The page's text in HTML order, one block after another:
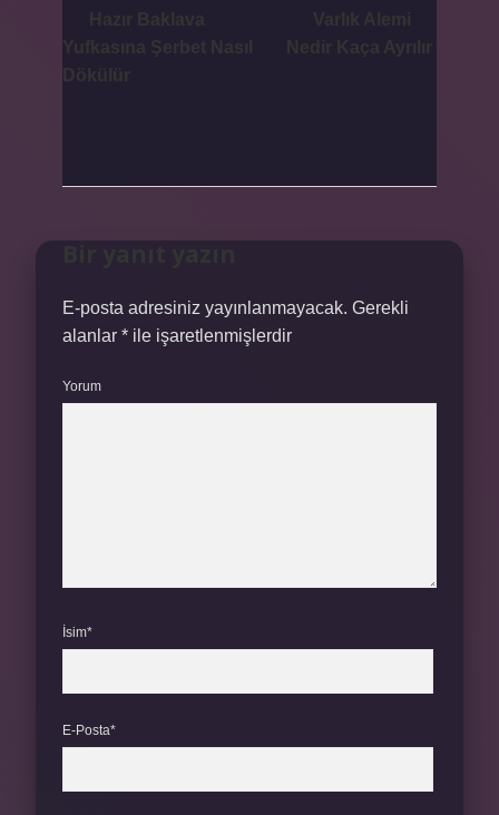
E-posta adresiniz yayınlanmayacak. Gerekli
alanlar * ile işaretlenmişlerdir
Yorum
İsim*
E-Posta*